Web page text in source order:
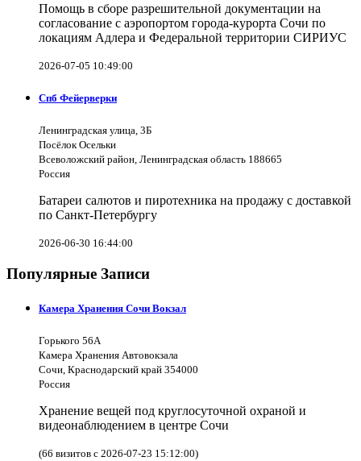
Помощь в сборе разрешительной документации на
согласование с аэропортом города-курорта Сочи по
локациям Адлера и Федеральной территории СИРИУС
2026-07-05 10:49:00
Спб Фейерверки
Ленинградская улица, 3Б
Посёлок Осельки
Всеволожский район, Ленинградская область 188665
Россия
Батареи салютов и пиротехника на продажу с доставкой
по Санкт-Петербургу
2026-06-30 16:44:00
Популярные Записи
Камера Хранения Сочи Вокзал
Горького 56А
Камера Хранения Автовокзала
Сочи, Краснодарский край 354000
Россия
Хранение вещей под круглосуточной охраной и
видеонаблюдением в центре Сочи
(66 визитов с 2026-07-23 15:12:00)